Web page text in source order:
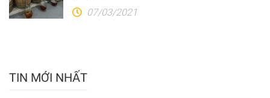
07/03/2021
TIN MỚI NHẤT